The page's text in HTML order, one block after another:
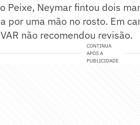
Peixe, Neymar fintou dois
por uma mão no rosto. Em
não recomendou revisão.
CONTINUA
APÓS A
PUBLICIDADE